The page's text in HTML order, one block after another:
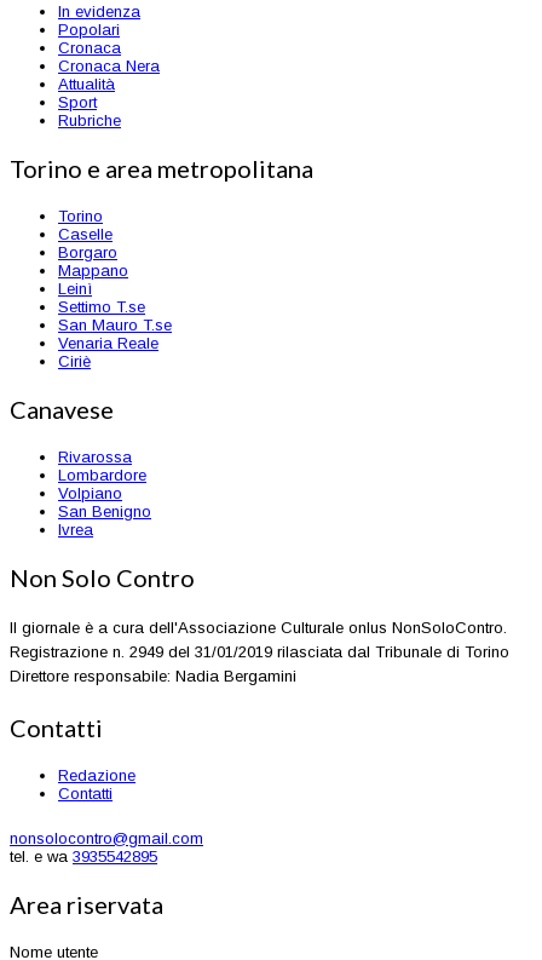
In evidenza
Popolari
Cronaca
Cronaca Nera
Attualità
Sport
Rubriche
Torino e area metropolitana
Torino
Caselle
Borgaro
Mappano
Leinì
Settimo T.se
San Mauro T.se
Venaria Reale
Ciriè
Canavese
Rivarossa
Lombardore
Volpiano
San Benigno
Ivrea
Non Solo Contro
Il giornale è a cura dell'Associazione Culturale onlus NonSoloContro.
Registrazione n. 2949 del 31/01/2019 rilasciata dal Tribunale di Torino
Direttore responsabile: Nadia Bergamini
Contatti
Redazione
Contatti
nonsolocontro@gmail.com
tel. e wa 3935542895
Area riservata
Nome utente